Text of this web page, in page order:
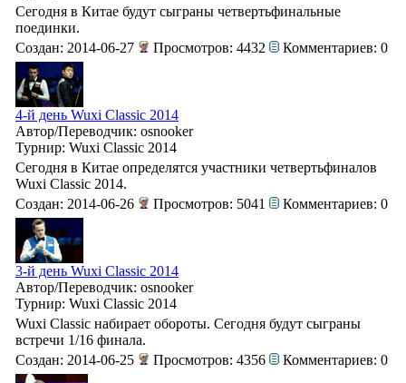
Сегодня в Китае будут сыграны четвертьфинальные
поединки.
Создан: 2014-06-27
Просмотров: 4432 Комментариев: 0
4-й день Wuxi Classic 2014
Автор/Переводчик: osnooker
Турнир: Wuxi Classic 2014
Сегодня в Китае определятся участники четвертьфиналов
Wuxi Classic 2014.
Создан: 2014-06-26
Просмотров: 5041 Комментариев: 0
3-й день Wuxi Classic 2014
Автор/Переводчик: osnooker
Турнир: Wuxi Classic 2014
Wuxi Classic набирает обороты. Сегодня будут сыграны
встречи 1/16 финала.
Создан: 2014-06-25
Просмотров: 4356 Комментариев: 0